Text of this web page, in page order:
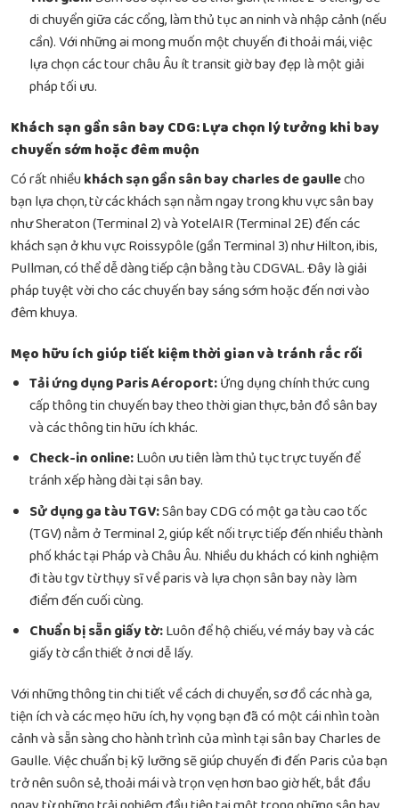
di chuyển giữa các cổng, làm thủ tục an ninh và nhập cảnh (nếu
cần). Với những ai mong muốn một chuyến đi thoải mái, việc
lựa chọn cáctour châu Âu ít transit giờ bay đẹp là một giải
pháp tối ưu.
Khách sạn gần sân bay CDG: Lựa chọn lý tưởng khi bay
chuyến sớm hoặc đêm muộn
Có rất nhiềukhách sạn gần sân bay charles de gaullecho
bạn lựa chọn, từ các khách sạn nằm ngay trong khu vực sân bay
như Sheraton (Terminal 2) và YotelAIR (Terminal 2E) đến các
khách sạn ở khu vực Roissypôle (gần Terminal 3) như Hilton, ibis,
Pullman, có thể dễ dàng tiếp cận bằng tàu CDGVAL. Đây là giải
pháp tuyệt vời cho các chuyến bay sáng sớm hoặc đến nơi vào
đêm khuya.
Mẹo hữu ích giúp tiết kiệm thời gian và tránh rắc rối
Tải ứng dụng Paris Aéroport:Ứng dụng chính thức cung
cấp thông tin chuyến bay theo thời gian thực, bản đồ sân bay
và các thông tin hữu ích khác.
Check-in online:Luôn ưu tiên làm thủ tục trực tuyến để
tránh xếp hàng dài tại sân bay.
Sử dụng ga tàu TGV:Sân bay CDG có một ga tàu cao tốc
(TGV) nằm ở Terminal 2, giúp kết nối trực tiếp đến nhiều thành
phố khác tại Pháp và Châu Âu. Nhiều du khách cókinh nghiệm
đi tàu tgv từ thụy sĩ về parisvà lựa chọn sân bay này làm
điểm đến cuối cùng.
Chuẩn bị sẵn giấy tờ:Luôn để hộ chiếu, vé máy bay và các
giấy tờ cần thiết ở nơi dễ lấy.
Với những thông tin chi tiết về cách di chuyển, sơ đồ các nhà ga,
tiện ích và các mẹo hữu ích, hy vọng bạn đã có một cái nhìn toàn
cảnh và sẵn sàng cho hành trình của mình tại sân bay Charles de
Gaulle. Việc chuẩn bị kỹ lưỡng sẽ giúp chuyến đi đến Paris của bạn
trở nên suôn sẻ, thoải mái và trọn vẹn hơn bao giờ hết, bắt đầu